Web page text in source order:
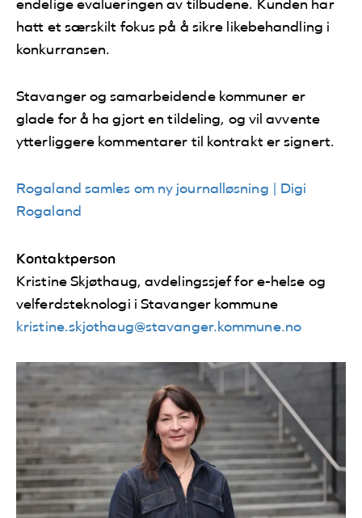
endelige evalueringen av tilbudene. Kunden har
hatt et særskilt fokus på å sikre likebehandling i
konkurransen.
Stavanger og samarbeidende kommuner er
glade for å ha gjort en tildeling, og vil avvente
ytterliggere kommentarer til kontrakt er signert.
Rogaland samles om ny journalløsning | Digi
Rogaland
Kontaktperson
Kristine Skjøthaug, avdelingssjef for e-helse og
velferdsteknologi i Stavanger kommune
kristine.skjothaug@stavanger.kommune.no